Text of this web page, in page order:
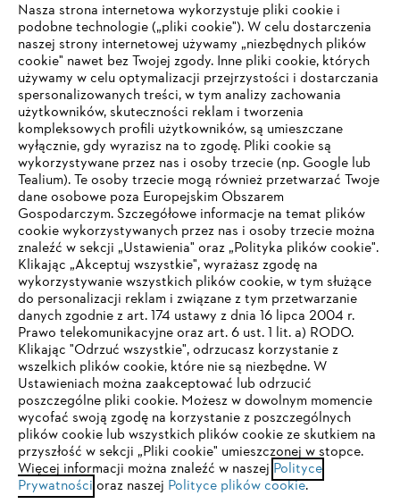
TWOJA PRZEGLĄDARKA NIE JEST
OBSŁUGIWANA
Korzystasz z przeglądarki, której jeszcze nie obsługujemy. W
celu optymalnego korzystania z naszej strony zalecamy
przejście do jednej z następujących przeglądarek:
Nasza strona internetowa wykorzystuje pliki cookie i
podobne technologie („pliki cookie"). W celu dostarczenia
naszej strony internetowej używamy „niezbędnych plików
cookie" nawet bez Twojej zgody. Inne pliki cookie, których
używamy w celu optymalizacji przejrzystości i dostarczania
spersonalizowanych treści, w tym analizy zachowania
użytkowników, skuteczności reklam i tworzenia
kompleksowych profili użytkowników, są umieszczane
wyłącznie, gdy wyrazisz na to zgodę. Pliki cookie są
wykorzystywane przez nas i osoby trzecie (np. Google lub
Tealium). Te osoby trzecie mogą również przetwarzać Twoje
dane osobowe poza Europejskim Obszarem
Gospodarczym. Szczegółowe informacje na temat plików
cookie wykorzystywanych przez nas i osoby trzecie można
znaleźć w sekcji „Ustawienia" oraz „Polityka plików cookie".
Klikając „Akceptuj wszystkie", wyrażasz zgodę na
wykorzystywanie wszystkich plików cookie, w tym służące
do personalizacji reklam i związane z tym przetwarzanie
danych zgodnie z art. 174 ustawy z dnia 16 lipca 2004 r.
Prawo telekomunikacyjne oraz art. 6 ust. 1 lit. a) RODO.
Klikając "Odrzuć wszystkie", odrzucasz korzystanie z
wszelkich plików cookie, które nie są niezbędne. W
Ustawieniach można zaakceptować lub odrzucić
poszczególne pliki cookie. Możesz w dowolnym momencie
wycofać swoją zgodę na korzystanie z poszczególnych
plików cookie lub wszystkich plików cookie ze skutkiem na
przyszłość w sekcji „Pliki cookie" umieszczonej w stopce.
Więcej informacji można znaleźć w naszej Polityce
Prywatności oraz naszej Polityce plików cookie.